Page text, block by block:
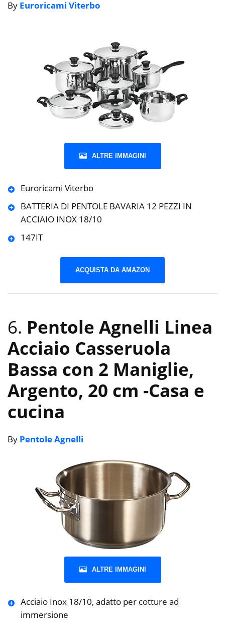
By Euroricami Viterbo
ALTRE IMMAGINI
Euroricami Viterbo
BATTERIA DI PENTOLE BAVARIA 12 PEZZI IN
ACCIAIO INOX 18/10
147IT
ACQUISTA DA AMAZON
6. Pentole Agnelli Linea
Acciaio Casseruola
Bassa con 2 Maniglie,
Argento, 20 cm -Casa e
cucina
By Pentole Agnelli
ALTRE IMMAGINI
Acciaio Inox 18/10, adatto per cotture ad
immersione